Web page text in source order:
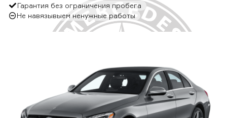
Гарантия без ограничения пробега
Не навязывыем ненужные работы